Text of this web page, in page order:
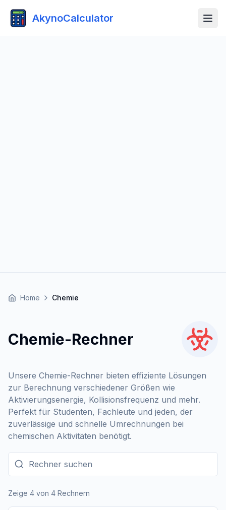
AkynoCalculator
Home Chemie
Chemie-Rechner
Unsere Chemie-Rechner bieten effiziente Lösungen
zur Berechnung verschiedener Größen wie
Aktivierungsenergie, Kollisionsfrequenz und mehr.
Perfekt für Studenten, Fachleute und jeden, der
zuverlässige und schnelle Umrechnungen bei
chemischen Aktivitäten benötigt.
Rechner suchen
Zeige 4 von 4 Rechnern